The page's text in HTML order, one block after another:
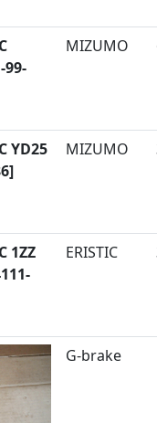
99-
MIZUMO
YD25
MIZUMO
1ZZ
ERISTIC
G-brake